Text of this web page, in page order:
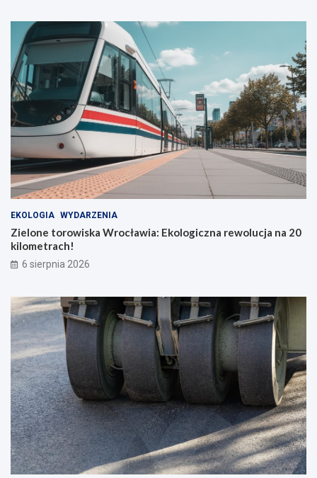
EKOLOGIA WYDARZENIA
Zielone torowiska Wrocławia: Ekologiczna rewolucja na 20
kilometrach!
6 sierpnia 2026